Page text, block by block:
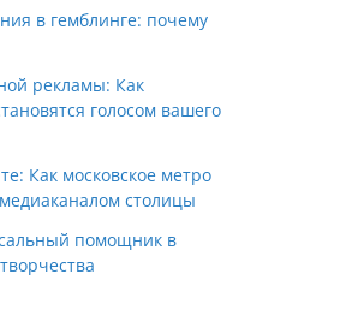
в гемблинге: почему
рекламы: Как
голосом вашего
Как московское метро
столицы
помощник в